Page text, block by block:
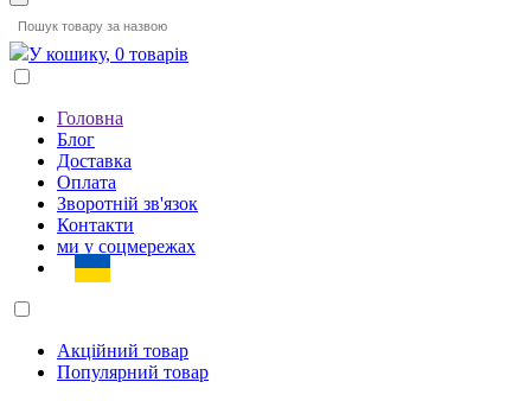
У кошику, 0 товарів
Головна
Блог
Доставка
Оплата
Зворотній зв'язок
Контакти
ми у соцмережах
Акційний товар
Популярний товар